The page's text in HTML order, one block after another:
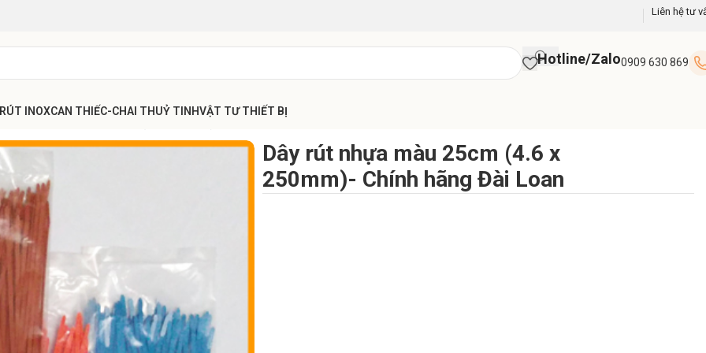
Liên hệ tư
Hotline/Zalo0909 630 869
INOXCAN THIẾC-CHAI THUỶ TINHVẬT TƯ THIẾT BỊ
Dây rút nhựa màu 25cm (4.6 x
250mm)- Chính hãng Đài Loan